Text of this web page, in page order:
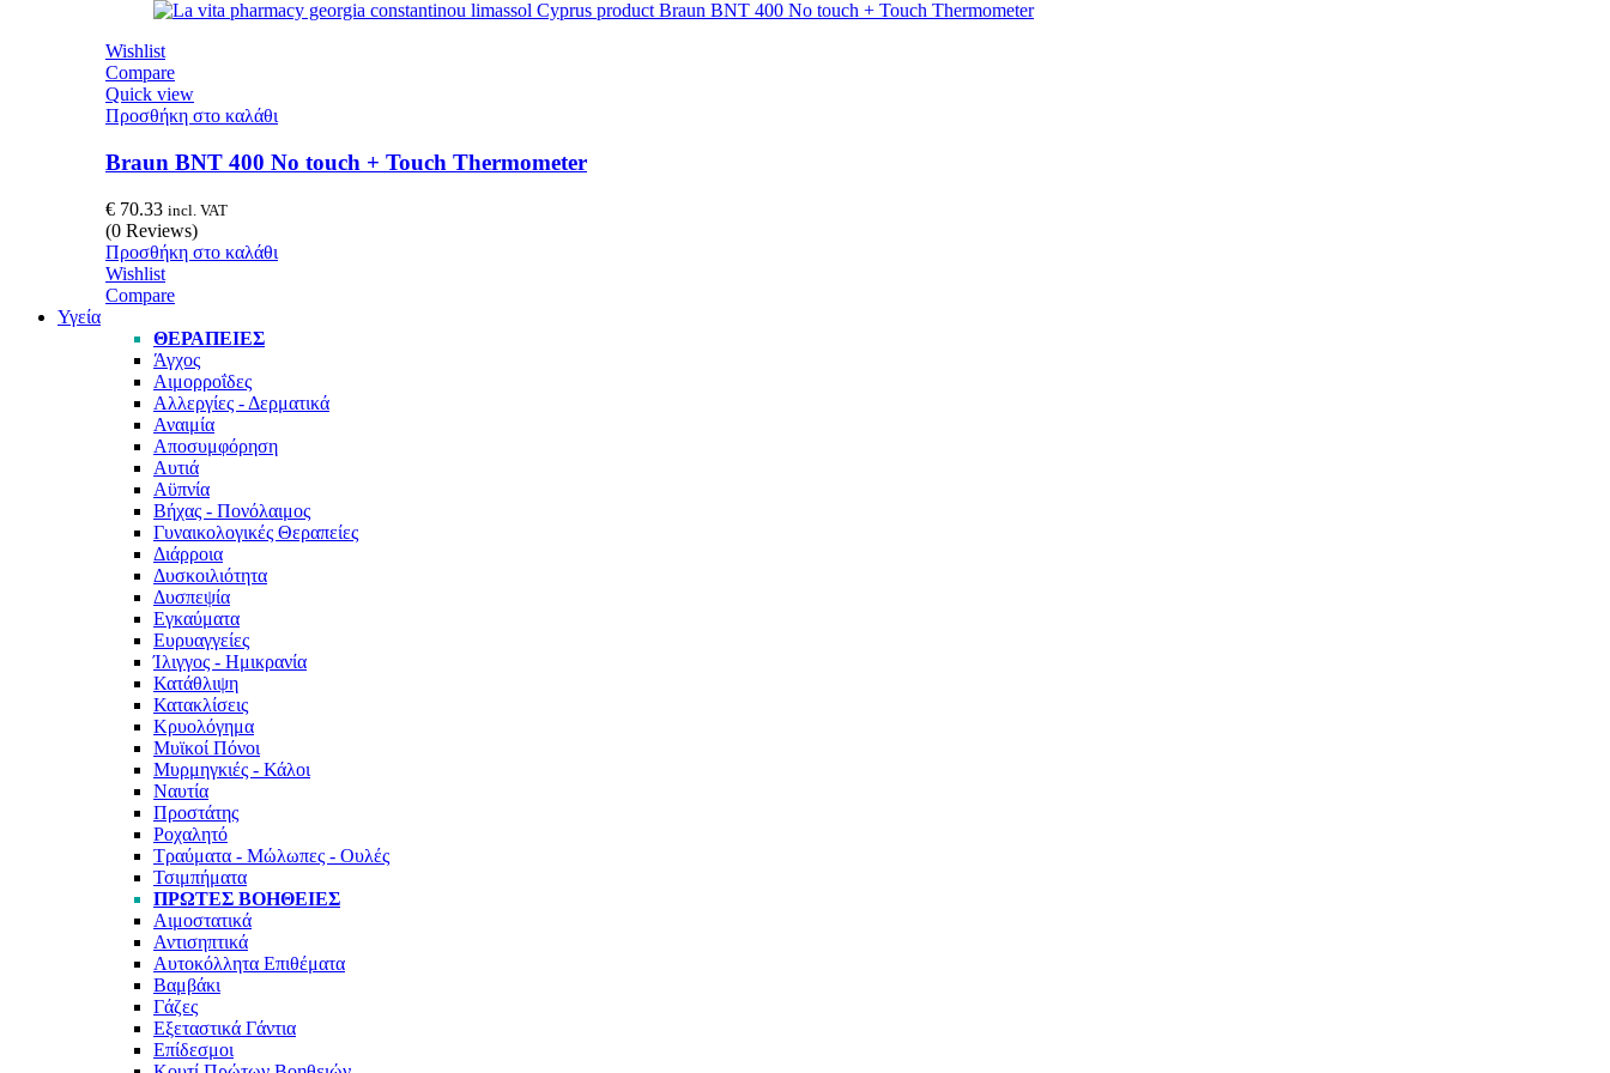
Wishlist
Compare
Quick view
Προσθήκη στο καλάθι
Braun BNT 400 No touch + Touch Thermometer
€ 70.33 incl. VAT
(0 Reviews)
Προσθήκη στο καλάθι
Wishlist
Compare
Υγεία
ΘΕΡΑΠΕΊΕΣ
Άγχος
Αιμορροΐδες
Αλλεργίες - Δερματικά
Αναιμία
Αποσυμφόρηση
Αυτιά
Αϋπνία
Βήχας - Πονόλαιμος
Γυναικολογικές Θεραπείες
Διάρροια
Δυσκοιλιότητα
Δυσπεψία
Εγκαύματα
Ευρυαγγείες
Ίλιγγος - Ημικρανία
Κατάθλιψη
Κατακλίσεις
Κρυολόγημα
Μυϊκοί Πόνοι
Μυρμηγκιές - Κάλοι
Ναυτία
Προστάτης
Ροχαλητό
Τραύματα - Μώλωπες - Ουλές
Τσιμπήματα
ΠΡΏΤΕΣ ΒΟΉΘΕΙΕΣ
Αιμοστατικά
Αντισηπτικά
Αυτοκόλλητα Επιθέματα
Βαμβάκι
Γάζες
Εξεταστικά Γάντια
Επίδεσμοι